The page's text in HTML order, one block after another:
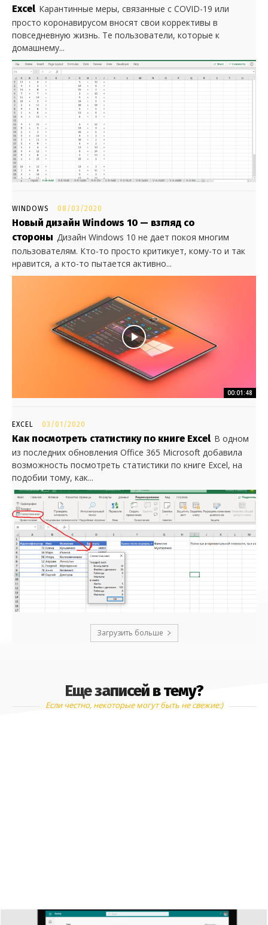
Excel Карантинные меры, связанные с COVID-19 или
просто коронавирусом вносят свои коррективы в
повседневную жизнь. Те пользователи, которые к
домашнему...
WINDOWS 08/03/2020
Новый дизайн Windows 10 — взгляд со
стороны Дизайн Windows 10 не дает покоя многим
пользователям. Кто-то просто критикует, кому-то и так
нравится, а кто-то пытается активно...
00:01:48
EXCEL 03/01/2020
Как посмотреть статистику по книге Excel В одном
из последних обновления Office 365 Microsoft добавила
возможность посмотреть статистики по книге Excel, на
подобии тому, как...
Загрузить больше
Еще записей в тему?
Если честно, некоторые могут быть не свежие:)